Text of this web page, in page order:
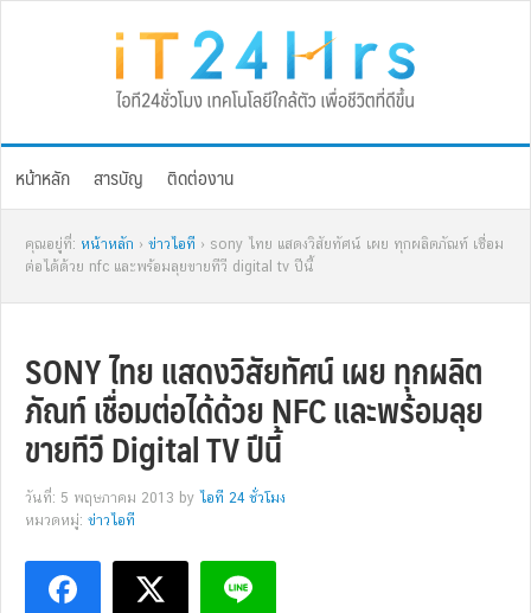
หน้าหลัก สารบัญ ติดต่องาน
คุณอยู่ที่: หน้าหลัก › ข่าวไอที › sony ไทย แสดงวิสัยทัศน์ เผย ทุกผลิตภัณท์ เชื่อม
ต่อได้ด้วย nfc และพร้อมลุยขายทีวี digital tv ปีนี้
SONY ไทย แสดงวิสัยทัศน์ เผย ทุกผลิต
ภัณท์ เชื่อมต่อได้ด้วย NFC และพร้อมลุย
ขายทีวี Digital TV ปีนี้
วันที่: 5 พฤษภาคม 2013 by ไอที 24 ชั่วโมง
หมวดหมู่: ข่าวไอที